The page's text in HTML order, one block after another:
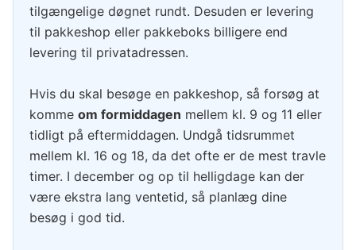
tilgængelige døgnet rundt. Desuden er levering
til pakkeshop eller pakkeboks billigere end
levering til privatadressen.
Hvis du skal besøge en pakkeshop, så forsøg at
komme om formiddagen mellem kl. 9 og 11 eller
tidligt på eftermiddagen. Undgå tidsrummet
mellem kl. 16 og 18, da det ofte er de mest travle
timer. I december og op til helligdage kan der
være ekstra lang ventetid, så planlæg dine
besøg i god tid.